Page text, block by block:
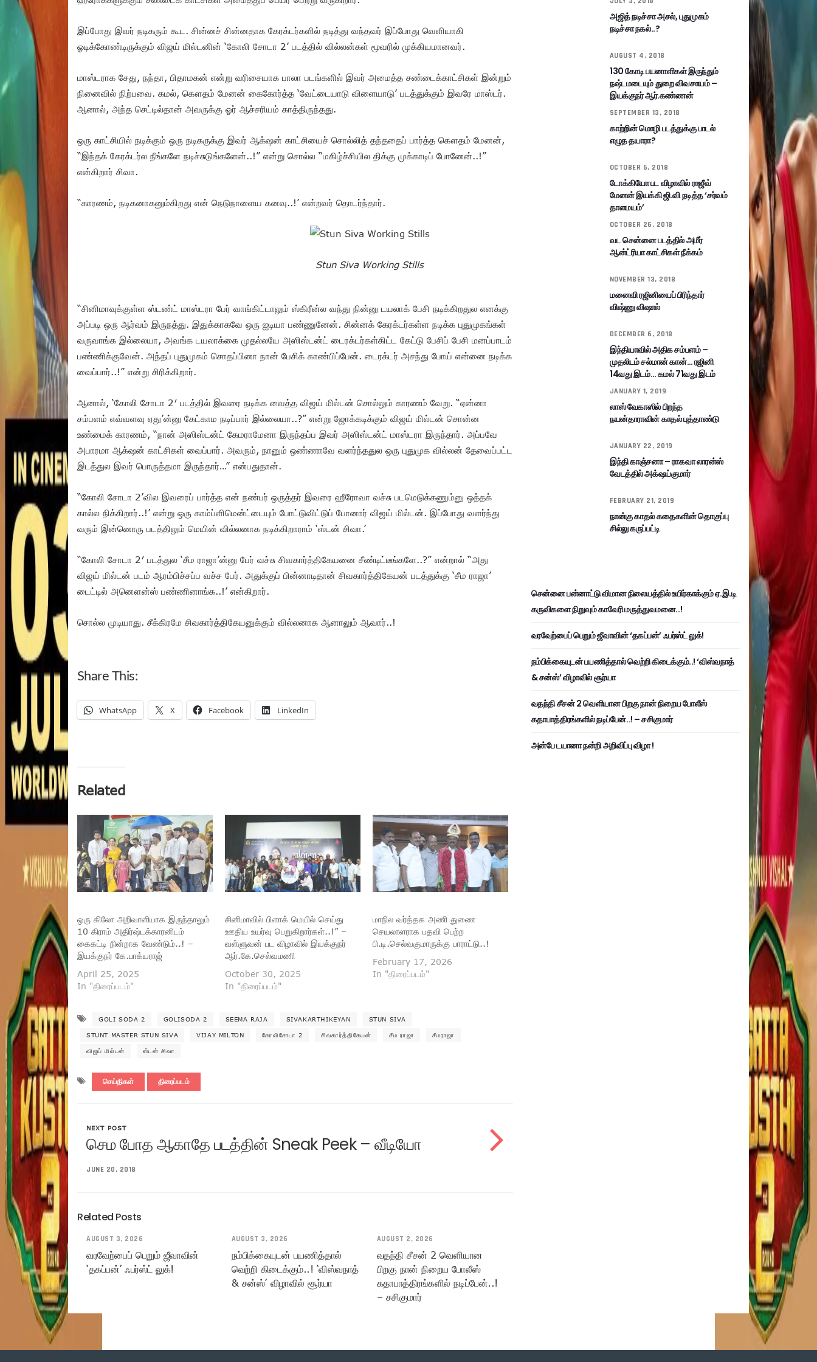
இப்போது இவர் நடிகரும் கூட. சின்னச் சின்னதாக கேரக்டர்களில் நடித்து வந்தவர் இப்போது வெளியாகி
ஓடிக்கோண்டிருக்கும் விஜய் மில்டனின் ‘கோலி சோடா 2’ படத்தில் வில்லன்கள் மூவரில் முக்கியமானவர்.
மாஸ்டராக சேது, நந்தா, பிதாமகன் என்று வரிசையாக பாலா படங்களில் இவர் அமைத்த சண்டைக்காட்சிகள் இன்றும்
நினைவில் நிற்பவை. கமல், கௌதம் மேனன் கைகோர்த்த ‘வேட்டையாடு விளையாடு’ படத்துக்கும் இவரே மாஸ்டர்.
ஆனால், அந்த செட்டில்தான் அவருக்கு ஓர் ஆச்சரியம் காத்திருந்தது.
ஒரு காட்சியில் நடிக்கும் ஒரு நடிகருக்கு இவர் ஆக்‌ஷன் காட்சியைச் சொல்லித் தந்ததைப் பார்த்த கௌதம் மேனன்,
“இந்தக் கேரக்டர்ல நீங்களே நடிச்சுடுங்களேன்..!” என்று சொல்ல “மகிழ்ச்சியில திக்கு முக்காடிப் போனேன்..!”
என்கிறார் சிவா.
“காரணம், நடிகனாகனும்கிறது என் நெடுநாளைய கனவு..!’ என்றவர் தொடர்ந்தார்.
Stun Siva Working Stills
“சினிமாவுக்குள்ள ஸ்டண்ட் மாஸ்டரா பேர் வாங்கிட்டாலும் ஸ்கிரீன்ல வந்து நின்னு டயலாக் பேசி நடிக்கிறதுல எனக்கு
அப்படி ஒரு ஆர்வம் இருநத்து. இதுக்காகவே ஒரு ஐடியா பண்ணுனேன். சின்னக் கேரக்டர்கள்ள நடிக்க புதுமுகங்கள்
வருவாங்க இல்லையா, அவங்க டயலாக்கை முதல்லயே அஸிஸ்டன்ட் டைரக்டர்கள்கிட்ட கேட்டு பேசிப் பேசி மனப்பாடம்
பண்ணிக்குவேன். அந்தப் புதுமுகம் சொதப்பினா நான் பேசிக் காண்பிப்பேன். டைரக்டர் அசந்து போய் என்னை நடிக்க
வைப்பார்..!” என்று சிரிக்கிறார்.
ஆனால், ‘கோலி சோடா 2′ படத்தில் இவரை நடிக்க வைத்த விஜய் மில்டன் சொல்லும் காரணம் வேறு. “ஏன்னா
சம்பளம் எவ்வளவு ஏது’ன்னு கேட்காம நடிப்பார் இல்லையா..?” என்று ஜோக்கடிக்கும் விஜய் மில்டன் சொன்ன
உண்மைக் காரணம், “நான் அஸிஸ்டன்ட் கேமராமேனா இருந்தப்ப இவர் அஸிஸ்டன்ட் மாஸ்டரா இருந்தார். அப்பவே
அபாரமா ஆக்‌ஷன் காட்சிகள் வைப்பார். அவரும், நானும் ஒண்ணாவே வளர்ந்ததுல ஒரு புதுமுக வில்லன் தேவைப்பட்ட
இடத்துல இவர் பொருத்தமா இருந்தார்…” என்பதுதான்.
“கோலி சோடா 2’வில இவரைப் பார்த்த என் நண்பர் ஒருத்தர் இவரை ஹீரோவா வச்சு படமெடுக்கணும்னு ஒத்தக்
கால்ல நிக்கிறார்..!’ என்று ஒரு காம்ப்ளிமென்ட்டையும் போட்டுவிட்டுப் போனார் விஜய் மில்டன். இப்போது வளர்ந்து
வரும் இன்னொரு படத்திலும் மெயின் வில்லனாக நடிக்கிறாராம் ‘ஸ்டன் சிவா.’
“கோலி சோடா 2′ படத்துல ‘சீம ராஜா’ன்னு பேர் வச்சு சிவகார்த்திகேயனை சீண்டிட்டீங்களே..?” என்றால் “அது
விஜய் மில்டன் படம் ஆரம்பிச்சப்ப வச்ச பேர். அதுக்குப் பின்னாடிதான் சிவகார்த்திகேயன் படத்துக்கு ‘சீம ராஜா’
டைட்டில் அனௌன்ஸ் பண்ணினாங்க..!’ என்கிறார்.
சொல்ல முடியாது. சீக்கிரமே சிவகார்த்திகேயனுக்கும் வில்லனாக ஆனாலும் ஆவார்..!
Share This:
WhatsApp X Facebook LinkedIn
Related
ஒரு கிலோ அறிவாளியாக இருந்தாலும்
10 கிராம் அதிர்ஷ்டக்காரனிடம்
கைகட்டி நின்றாக வேண்டும்..! –
இயக்குநர் கே.பாக்யராஜ்
April 25, 2025
In "திரைப்படம்"
சினிமாவில் பிளாக் மெயில் செய்து
ஊதிய உயர்வு பெறுகிறார்கள்..!” –
வள்ளுவன் பட விழாவில் இயக்குநர்
ஆர்.கே.செல்வமணி
October 30, 2025
In "திரைப்படம்"
மாநில வர்த்தக அணி துணை
செயலாளராக பதவி பெற்ற
பி.டி.செல்வகுமாருக்கு பாராட்டு..!
February 17, 2026
In "திரைப்படம்"
GOLI SODA 2 GOLISODA 2 SEEMA RAJA SIVAKARTHIKEYAN STUN SIVA
STUNT MASTER STUN SIVA VIJAY MILTON கோலிசோடா 2 சிவகார்த்திகேயன் சீம ராஜா சீமராஜா
விஜய் மில்டன் ஸ்டன் சிவா
செய்திகள் திரைப்படம்
NEXT POST
செம போத ஆகாதே படத்தின் Sneak Peek – வீடியோ
JUNE 20, 2018
Related Posts
AUGUST 3, 2026
வரவேற்பைப் பெறும் ஜீவாவின்
‘தகப்பன்’ ஃபர்ஸ்ட் லுக்!
AUGUST 3, 2026
நம்பிக்கையுடன் பயணித்தால்
வெற்றி கிடைக்கும்..! ‘விஸ்வநாத்
& சன்ஸ்’ விழாவில் சூர்யா
AUGUST 2, 2026
வதந்தி சீசன் 2 வெளியான
பிறகு நான் நிறைய போலீஸ்
கதாபாத்திரங்களில் நடிப்பேன்..!
– சசிகுமார்
அஜித் நடிச்சா அசல், புதுமுகம்
நடிச்சா நகல்..?
AUGUST 4, 2018
130 கோடி பயனாளிகள் இருந்தும்
நஷ்டமடையும் துறை விவசாயம் –
இயக்குநர் ஆர்.கண்ணன்
SEPTEMBER 13, 2018
காற்றின் மொழி படத்துக்கு பாடல்
எழுத தயாரா?
OCTOBER 6, 2018
டோக்கியோ பட விழாவில் ராஜீவ்
மேனன் இயக்கி ஜி.வி நடித்த ‘சர்வம்
தாளமயம்’
OCTOBER 26, 2018
வட சென்னை படத்தில் அமீர்
ஆன்ட்ரியா காட்சிகள் நீக்கம்
NOVEMBER 13, 2018
மனைவி ரஜினியைப் பிரிந்தார்
விஷ்ணு விஷால்
DECEMBER 6, 2018
இந்தியாவில் அதிக சம்பளம் –
முதலிடம் சல்மான் கான்… ரஜினி
14வது இடம்… கமல் 71வது இடம்
JANUARY 1, 2019
லாஸ் வேகாஸில் பிறந்த
நயன்தாராவின் காதல் புத்தாண்டு
JANUARY 22, 2019
இந்தி காஞ்சனா – ராகவா லாரன்ஸ்
வேடத்தில் அக்‌ஷய்குமார்
FEBRUARY 21, 2019
நான்கு காதல் கதைகளின் தொகுப்பு
சில்லு கருப்பட்டி
சென்னை பன்னாட்டு விமான நிலையத்தில் உயிர்காக்கும் ஏ.இ.டி
கருவிகளை நிறுவும் காவேரி மருத்துவமனை..!
வரவேற்பைப் பெறும் ஜீவாவின் ‘தகப்பன்’ ஃபர்ஸ்ட் லுக்!
நம்பிக்கையுடன் பயணித்தால் வெற்றி கிடைக்கும்..! ‘விஸ்வநாத்
& சன்ஸ்’ விழாவில் சூர்யா
வதந்தி சீசன் 2 வெளியான பிறகு நான் நிறைய போலீஸ்
கதாபாத்திரங்களில் நடிப்பேன்..! – சசிகுமார்
அன்பே டயானா நன்றி அறிவிப்பு விழா !